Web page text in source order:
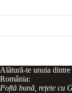
Alătură-te unuia
România:
Poftă bună, rețete cu